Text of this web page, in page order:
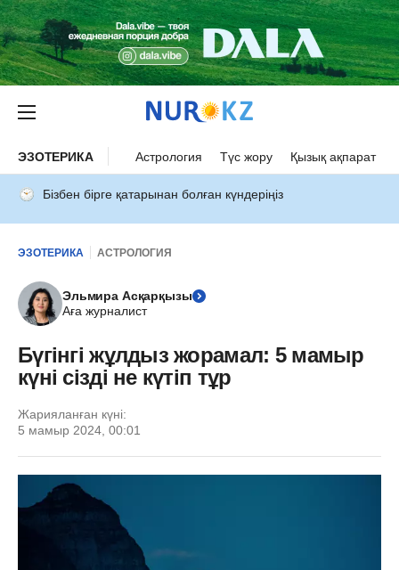
ЭЗОТЕРИКА Астрология Түс жору Қызық ақпарат
Бізбен бірге қатарынан болған күндеріңіз
ЭЗОТЕРИКА АСТРОЛОГИЯ
Эльмира Асқарқызы
Аға журналист
Бүгінгі жұлдыз жорамал: 5 мамыр
күні сізді не күтіп тұр
Жарияланған күні:
5 мамыр 2024, 00:01